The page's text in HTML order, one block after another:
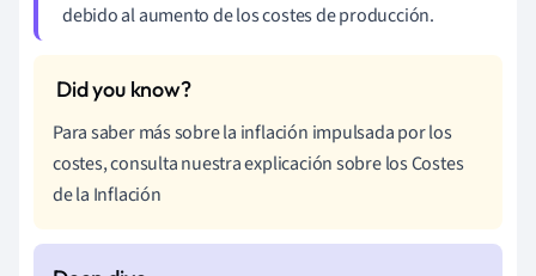
debido al aumento de los costes de producción.
Para saber más sobre la inflación impulsada por los
costes, consulta nuestra explicación sobre los Costes
de la Inflación